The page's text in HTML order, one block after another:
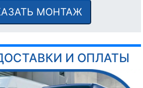
МОНТАЖ
И ОПЛАТЫ